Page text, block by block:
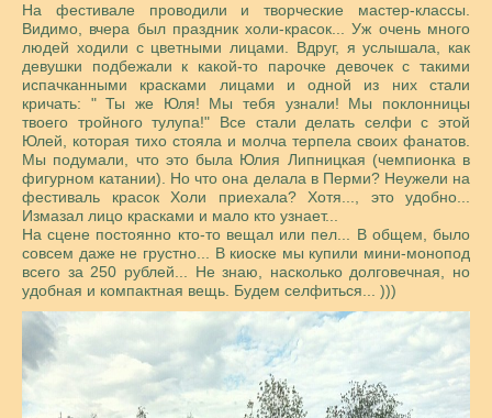
На фестивале проводили и творческие мастер-классы.
Видимо, вчера был праздник холи-красок... Уж очень много
людей ходили с цветными лицами. Вдруг, я услышала, как
девушки подбежали к какой-то парочке девочек с такими
испачканными красками лицами и одной из них стали
кричать: " Ты же Юля! Мы тебя узнали! Мы поклонницы
твоего тройного тулупа!" Все стали делать селфи с этой
Юлей, которая тихо стояла и молча терпела своих фанатов.
Мы подумали, что это была Юлия Липницкая (чемпионка в
фигурном катании). Но что она делала в Перми? Неужели на
фестиваль красок Холи приехала? Хотя..., это удобно...
Измазал лицо красками и мало кто узнает...
На сцене постоянно кто-то вещал или пел... В общем, было
совсем даже не грустно... В киоске мы купили мини-монопод
всего за 250 рублей... Не знаю, насколько долговечная, но
удобная и компактная вещь. Будем селфиться... )))